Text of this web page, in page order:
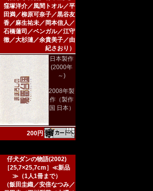
窪塚洋介／風間トオル／平
田満／柳原可奈子／黒谷友
香／麻生祐未／岡本信人／
石橋蓮司／ベンガル／江守
徹／大杉漣／余貴美子／由
紀さおり）
日本製作
(2000年
～)
2008年製
作（製作
国 日本）
200円
仔犬ダンの物語(2002)
［25,7×25,7cm］≪新品
≫（1人1冊まで）
（飯田圭織／安倍なつみ／